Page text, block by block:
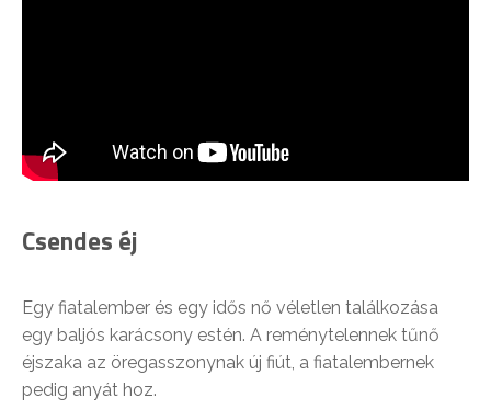
Csendes éj
Egy fiatalember és egy idős nő véletlen találkozása
egy baljós karácsony estén. A reménytelennek tűnő
éjszaka az öregasszonynak új fiút, a fiatalembernek
pedig anyát hoz.